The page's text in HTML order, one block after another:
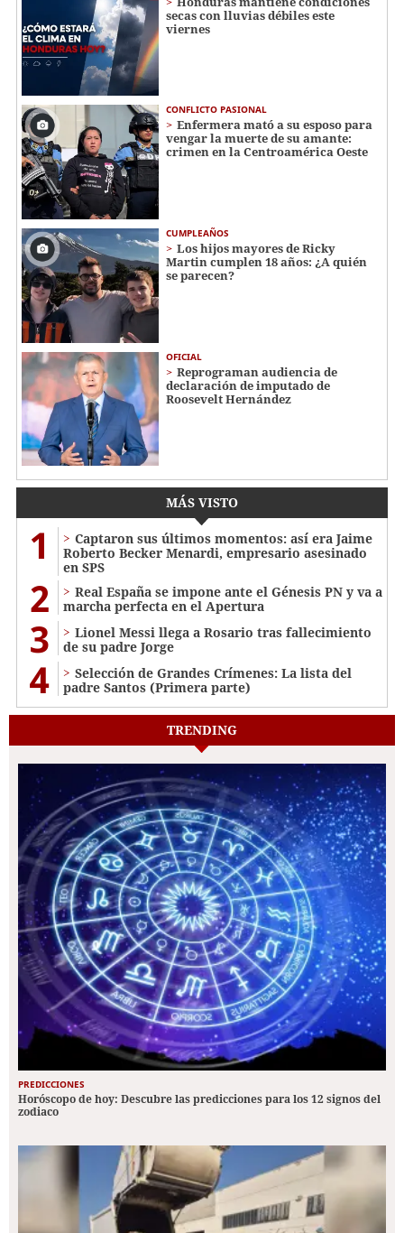
secas con lluvias débiles este
viernes
CONFLICTO PASIONAL
Enfermera mató a su esposo para
vengar la muerte de su amante:
crimen en la Centroamérica Oeste
CUMPLEAÑOS
Los hijos mayores de Ricky
Martin cumplen 18 años: ¿A quién
se parecen?
OFICIAL
Reprograman audiencia de
declaración de imputado de
Roosevelt Hernández
MÁS VISTO
1
Captaron sus últimos momentos: así era Jaime
Roberto Becker Menardi​​​, empresario asesinado
en SPS
2
Real España se impone ante el Génesis PN y va a
marcha perfecta en el Apertura
3
Lionel Messi llega a Rosario tras fallecimiento
de su padre Jorge
4
Selección de Grandes Crímenes: La lista del
padre Santos (Primera parte)
TRENDING
PREDICCIONES
Horóscopo de hoy: Descubre las predicciones para los 12 signos del
zodiaco